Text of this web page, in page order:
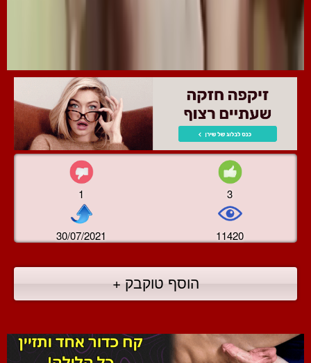
1 3
30/07/2021 11420
הוסף טוקבק +